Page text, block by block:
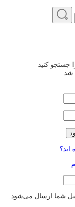
جستجو کنید
شد
اید؟
شما ارسال می‌شود.